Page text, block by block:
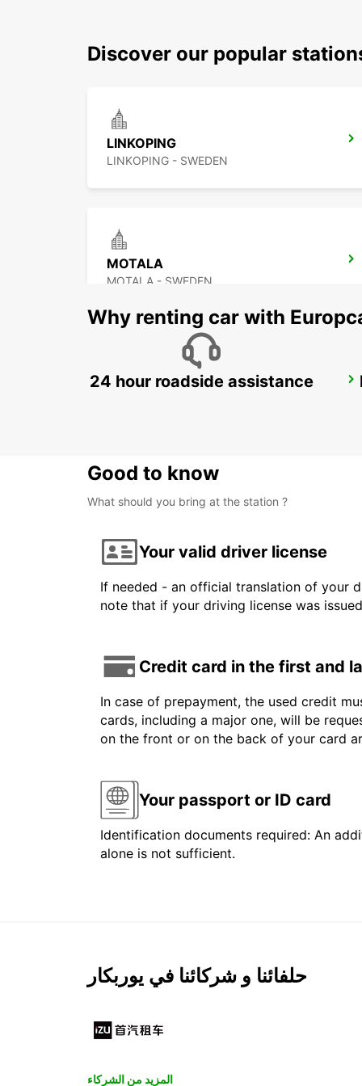
Discover our popular
LINKOPING
LINKOPING - SWEDEN
MOTALA
MOTALA - SWEDEN
OREBRO AIRPORT
Why renting car with
24 hour roadside assistance
Good to know
What should you bring at the station ?
Your valid driver license
If needed - an official translation of your
note that if your driving license was
Credit card in the first and
In case of prepayment, the used credit
cards, including a major one, will be
on the front or on the back of your card
Your passport or ID card
Identification documents required: An
alone is not sufficient.
حلفائنا و شركائنا في يوربكار
المزيد من الشركاء